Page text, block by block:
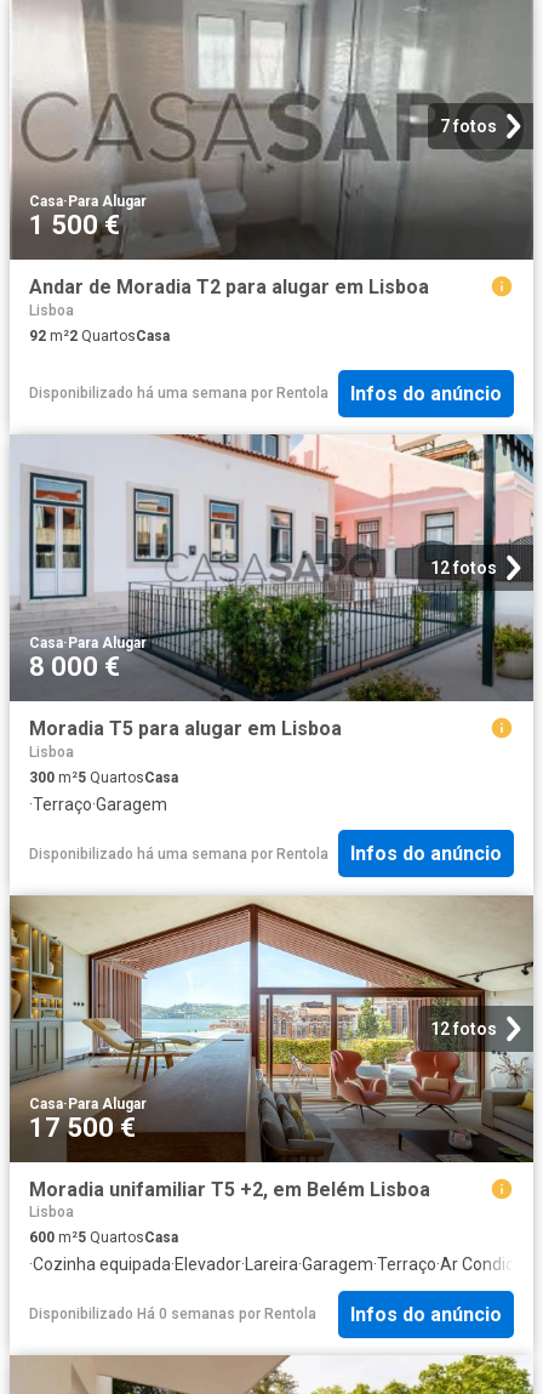
7 fotos
Casa· Para Alugar
1 500 €
Andar de Moradia T2 para alugar em Lisboa
Lisboa
92 m²2 QuartosCasa
Disponibilizado há uma semana por Rentola Infos do anúncio
12 fotos
Casa· Para Alugar
8 000 €
Moradia T5 para alugar em Lisboa
Lisboa
300 m²5 QuartosCasa
·Terraço·Garagem
Disponibilizado há uma semana por Rentola Infos do anúncio
12 fotos
Casa·Para Alugar
17 500 €
Moradia unifamiliar T5 +2, em Belém Lisboa
Lisboa
600 m²5 QuartosCasa
·Cozinha equipada·Elevador·Lareira·Garagem·Terraço·Ar
Disponibilizado Há 0 semanas por Rentola Infos do anúncio